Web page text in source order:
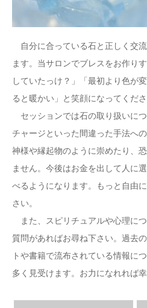
自分に合っている石と正しく交
ます。当サロンでブレスをお作り
していたっけ？」「最初より色が
ると暖かい」と笑顔になってくださ
セッションでは石の取り扱いに
チャージといった間違った手法へ
神様や縁起物のように崇めたり、
ません。今後はお金を出して人に
べるようになります。もっと自由
さい。
また、スピリチュアルや心理に
質問があればお尋ね下さい。過去
トや書籍で流布されている情報に
多く見受けます。お力になれれば幸